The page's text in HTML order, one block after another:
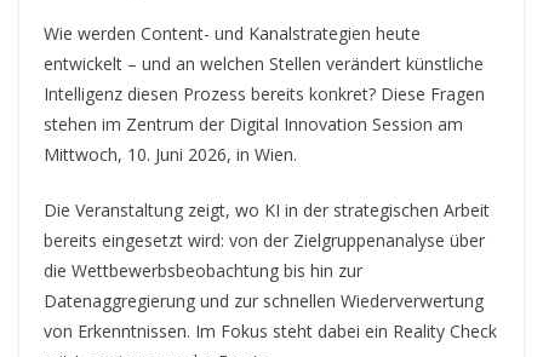
Wie werden Content- und Kanalstrategien heute
entwickelt – und an welchen Stellen verändert künstliche
Intelligenz diesen Prozess bereits konkret? Diese Fragen
stehen im Zentrum der Digital Innovation Session am
Mittwoch, 10. Juni 2026, in Wien.
Die Veranstaltung zeigt, wo KI in der strategischen Arbeit
bereits eingesetzt wird: von der Zielgruppenanalyse über
die Wettbewerbsbeobachtung bis hin zur
Datenaggregierung und zur schnellen Wiederverwertung
von Erkenntnissen. Im Fokus steht dabei ein Reality Check